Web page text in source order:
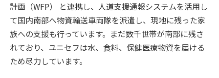
計画（WFP） と連携し、人道支援通報システムを活用し
て国内南部へ物資輸送車両隊を派遣し、現地に残った家
族への支援も行っています。まだ数千世帯が南部に残さ
れており、ユニセフは水、食料、保健医療物資を届ける
ため尽力しています。